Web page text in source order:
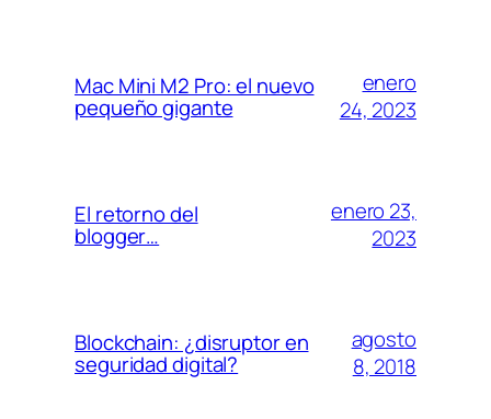
Mac Mini M2 Pro: el nuevo
pequeño gigante
enero
24, 2023
El retorno del
blogger…
enero 23,
2023
Blockchain: ¿disruptor en
seguridad digital?
agosto
8, 2018